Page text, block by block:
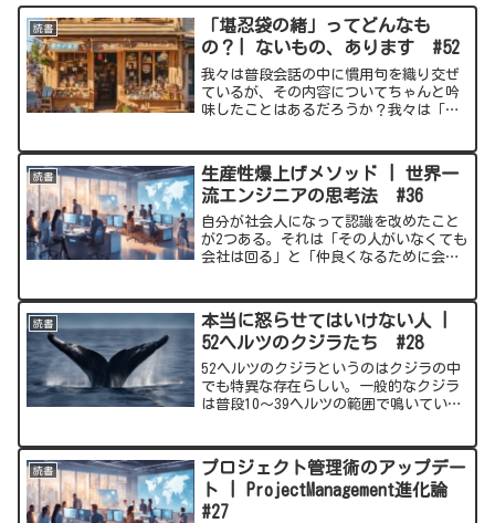
読書
「堪忍袋の緒」ってどんなも
の？| ないもの、あります #52
我々は普段会話の中に慣用句を織り交ぜ
ているが、その内容についてちゃんと吟
味したことはあるだろうか？我々は「目
っている。だがそれらを実際の行動に置
き換えてみると、だいぶ意味...
読書
生産性爆上げメソッド | 世界一
流エンジニアの思考法 #36
自分が社会人になって認識を改めたこと
が2つある。それは「その人がいなくても
会社は回る」と「仲良くなるために会社
在の会社がファーストキャリアであるか
ら他の会社を沢山見たわ...
読書
本当に怒らせてはいけない人 |
52ヘルツのクジラたち #28
52ヘルツのクジラというのはクジラの中
でも特異な存在らしい。一般的なクジラ
は普段10～39ヘルツの範囲で鳴いてい
とチューバの最低の音よりもわずかに高
い（「いや低いやん...
読書
プロジェクト管理術のアップデー
ト | ProjectManagement進化論
#27